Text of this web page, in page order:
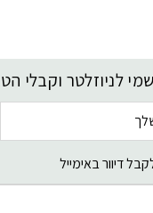
לניוזלטר וקבלי
דיוור באימייל